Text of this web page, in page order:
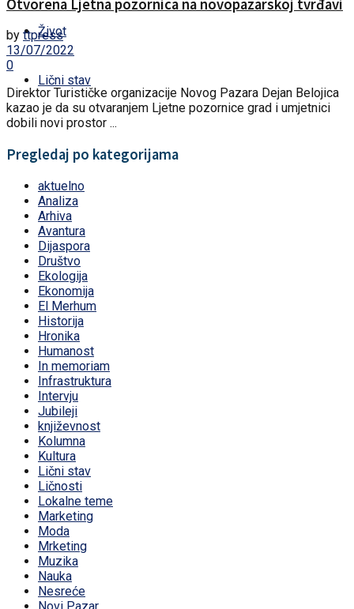
Život
Lični stav
Otvorena Ljetna pozornica na novopazarskoj tvrđavi
by ttpress
13/07/2022
0
Direktor Turističke organizacije Novog Pazara Dejan Belojica
kazao je da su otvaranjem Ljetne pozornice grad i umjetnici
dobili novi prostor ...
Pregledaj po kategorijama
aktuelno
Analiza
Arhiva
Avantura
Dijaspora
Društvo
Ekologija
Ekonomija
El Merhum
Historija
Hronika
Humanost
In memoriam
Infrastruktura
Intervju
Jubileji
književnost
Kolumna
Kultura
Lični stav
Ličnosti
Lokalne teme
Marketing
Moda
Mrketing
Muzika
Nauka
Nesreće